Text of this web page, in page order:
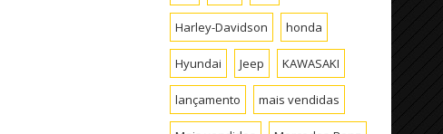
Harley-Davidson honda
Hyundai Jeep KAWASAKI
lançamento mais vendidas